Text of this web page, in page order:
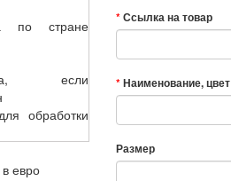
по стране
если
для обработки
евро
Ссылка на товар
Наименование, цвет
Размер